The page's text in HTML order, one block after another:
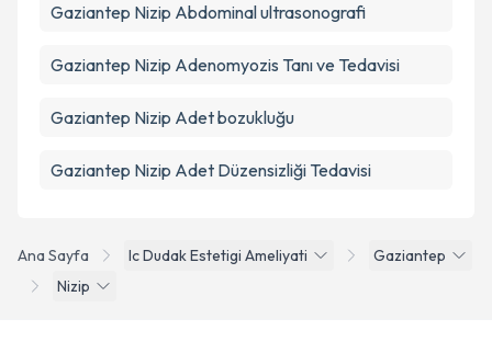
Ana Sayfa Ic Dudak Estetigi Ameliyati
Gaziantep
Nizip
Gaziantep Nizip Abdominal ultrasonografi
Gaziantep Nizip Adenomyozis Tanı ve Tedavisi
Gaziantep Nizip Adet bozukluğu
Gaziantep Nizip Adet Düzensizliği Tedavisi